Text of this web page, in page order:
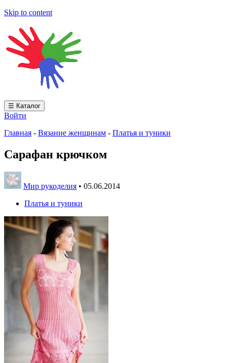
Skip to content
☰ Каталог
Войти
Главная - Вязание женщинам - Платья и туники
Сарафан крючком
Мир рукоделия • 05.06.2014
Платья и туники